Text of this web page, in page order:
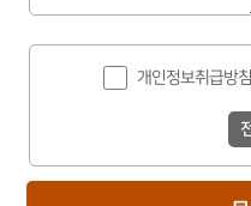
개인정보취급방